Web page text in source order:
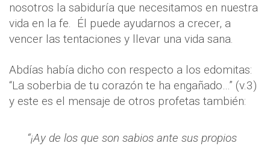
nosotros la sabiduría que necesitamos en nuestra
vida en la fe. Él puede ayudarnos a crecer, a
vencer las tentaciones y llevar una vida sana.
Abdías había dicho con respecto a los edomitas:
“La soberbia de tu corazón te ha engañado…” (v.3)
y este es el mensaje de otros profetas también:
“¡Ay de los que son sabios ante sus propios